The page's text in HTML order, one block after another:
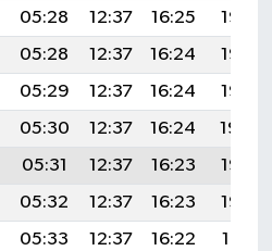
05:28 12:37 16:25
19:37
05:28 12:37 16:24
19:36
05:29 12:37 16:24
19:35
05:30 12:37 16:24
19:34
05:31 12:37 16:23
19:33
05:32 12:37 16:23
19:32
05:33 12:37 16:22
19:31